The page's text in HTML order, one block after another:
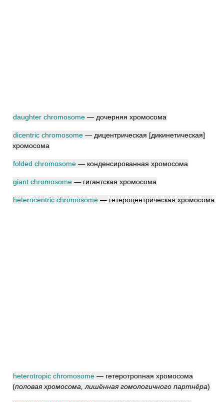
daughter chromosome — дочерняя хромосома
dicentric chromosome — дицентрическая [дикинетическая]
хромосома
folded chromosome — конденсированная хромосома
giant chromosome — гигантская хромосома
heterocentric chromosome — гетероцентрическая хромосома
heterotropic chromosome — гетеротропная хромосома
(половая хромосома, лишённая гомологичного партнёра)